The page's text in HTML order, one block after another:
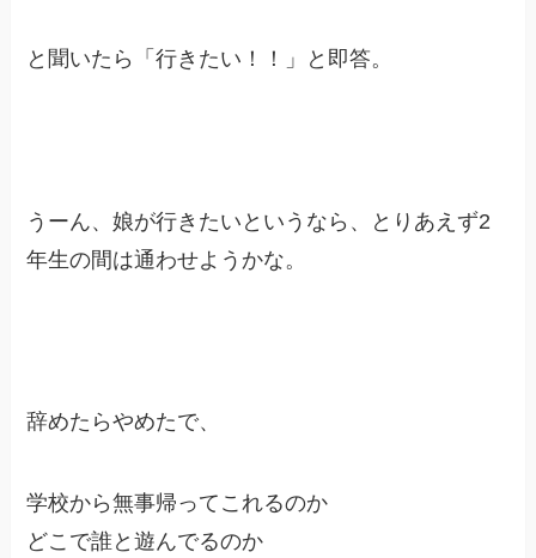
と聞いたら「行きたい！！」と即答。
うーん、娘が行きたいというなら、とりあえず2
年生の間は通わせようかな。
辞めたらやめたで、
学校から無事帰ってこれるのか
どこで誰と遊んでるのか